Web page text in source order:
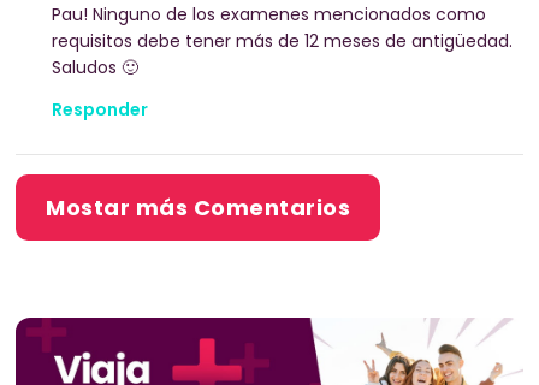
Pau! Ninguno de los examenes mencionados como
requisitos debe tener más de 12 meses de antigüedad.
Saludos 🙂
Responder
Mostar más Comentarios